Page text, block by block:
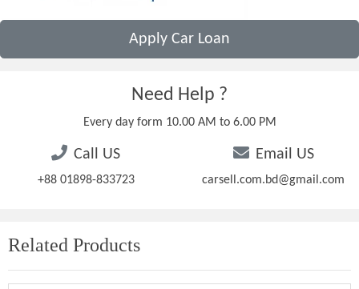
Apply Car Loan
Need Help ?
Every day form 10.00 AM to 6.00 PM
Call US
+88 01898-833723
Email US
carsell.com.bd@gmail.com
Related Products